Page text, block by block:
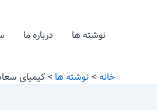
نوشته ها درباره ما
خانه نوشته ها کیمیای